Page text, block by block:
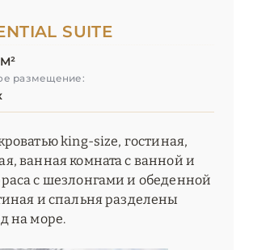
SUITE
размещение:
king-size, гостиная,
ванная комната с ванной и
с шезлонгами и обеденной
и спальня разделены
на море.